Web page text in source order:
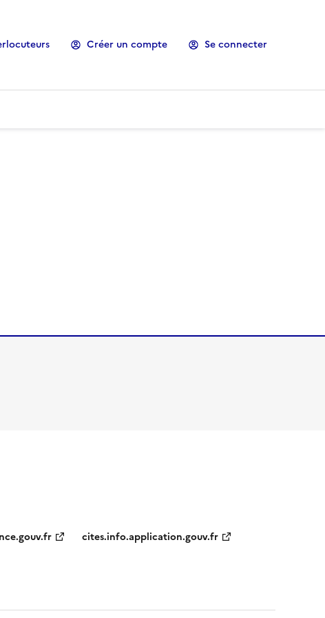
Créer un compte Se connecter
cites.info.application.gouv.fr